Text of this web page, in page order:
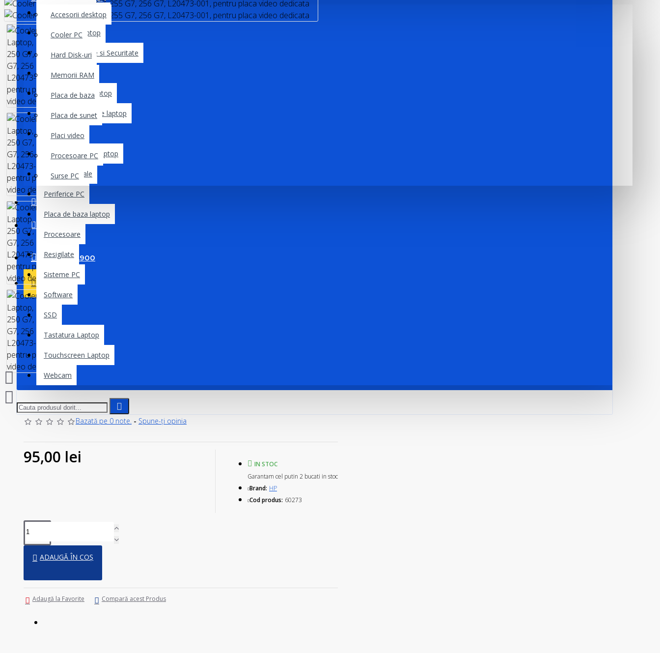
Hard disk-uri laptop
Incarcator Laptop
Kit Supraveghere si Securitate
Laptopuri
Memorie RAM laptop
Module Electronice laptop
Monitoare
Mufa alimentare laptop
Oferte Speciale
Periferice PC
Placa de baza laptop
Procesoare
Resigilate
Sisteme PC
Software
SSD
Tastatura Laptop
Touchscreen Laptop
Webcam
Accesorii desktop
Cooler PC
Hard Disk-uri
Memorii RAM
Placa de baza
Placa de sunet
Placi video
Procesoare PC
Surse PC
0763.906.900
Bazată pe 0 note. - Spune-ţi opinia
95,00 lei
IN STOC
Garantam cel putin 2 bucati in stoc
Brand: HP
Cod produs: 60273
ADAUGĂ ÎN COȘ
Adaugă la Favorite Compară acest Produs